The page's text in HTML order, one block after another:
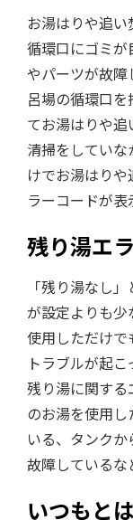
お湯はりや追
循環口にゴミ
やパーツが故
呂場の循環口
てお湯はりや追
清掃をしてい
けでお湯はり
ラーコードが表
残り湯エ
「残り湯なし
が設定よりも少
使用しただけ
トラブルが起こ
残り湯に関する
のお湯を使用
いる、タンク
故障しているな
いつもと